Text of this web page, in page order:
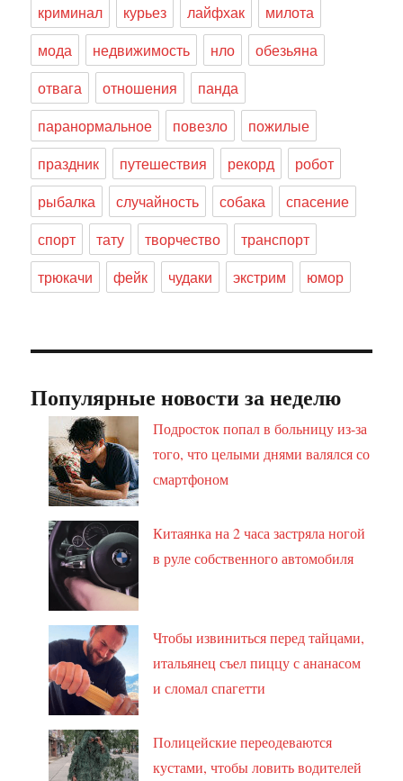
криминал
курьез лайфхак
милота
мода
недвижимость нло
обезьяна
отвага
отношения
панда
паранормальное
повезло
пожилые
праздник
путешествия рекорд
робот
рыбалка
случайность собака
спасение
спорт
тату творчество
транспорт
трюкачи
фейк чудаки экстрим юмор
Популярные новости за неделю
Подросток попал в больницу из-за
того, что целыми днями валялся со
смартфоном
Китаянка на 2 часа застряла ногой
в руле собственного автомобиля
Чтобы извиниться перед тайцами,
итальянец съел пиццу с ананасом
и сломал спагетти
Полицейские переодеваются
кустами, чтобы ловить водителей